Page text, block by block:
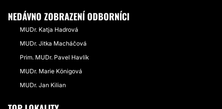
NEDÁVNO ZOBRAZENÍ ODBORNÍCI
MUDr. Katja Hadrová
MUDr. Jitka Macháčová
Prim. MUDr. Pavel Havlík
MUDr. Marie Königová
MUDr. Jan Kilian